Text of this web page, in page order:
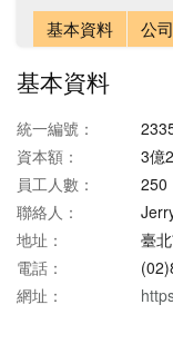
基本資料 公
基本資料
統一編號：
資本額：
3億
員工人數：
250
聯絡人：
地址：
臺
電話：
網址：